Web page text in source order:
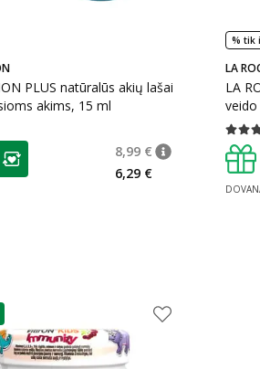
PLUS natūralūs akių lašai
akims, 15 ml
klubo narių nuolaida:
8,99 €
patarimas
Įprasta kaina:
6,29 €
% tik
LA
LA